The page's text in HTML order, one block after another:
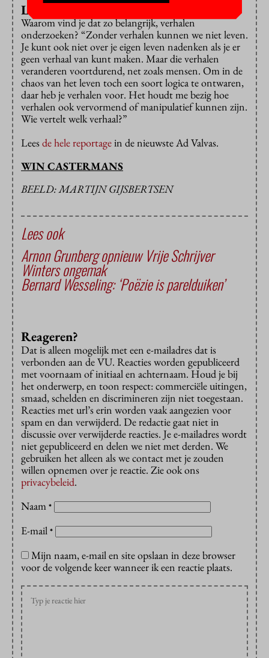
Logica in de chaos
Waarom vind je dat zo belangrijk, verhalen
onderzoeken? “Zonder verhalen kunnen we niet leven.
Je kunt ook niet over je eigen leven nadenken als je er
geen verhaal van kunt maken. Maar die verhalen
veranderen voortdurend, net zoals mensen. Om in de
chaos van het leven toch een soort logica te ontwaren,
daar heb je verhalen voor. Het houdt me bezig hoe
verhalen ook vervormend of manipulatief kunnen zijn.
Wie vertelt welk verhaal?”
Leesde hele reportagein de nieuwste Ad Valvas.
WIN CASTERMANS
BEELD: MARTIJN GIJSBERTSEN
Lees ook
Arnon Grunberg opnieuw Vrije Schrijver
Winters ongemak
Bernard Wesseling: ‘Poëzie is parelduiken’
Reageren?
Dat is alleen mogelijk met een e-mailadres dat is
verbonden aan de VU. Reacties worden gepubliceerd
met voornaam of initiaal en achternaam. Houd je bij
het onderwerp, en toon respect: commerciële uitingen,
smaad, schelden en discrimineren zijn niet toegestaan.
Reacties met url’s erin worden vaak aangezien voor
spam en dan verwijderd. De redactie gaat niet in
discussie over verwijderde reacties. Je e-mailadres wordt
niet gepubliceerd en delen we niet met derden. We
gebruiken het alleen als we contact met je zouden
willen opnemen over je reactie. Zie ook ons
privacybeleid.
Naam *
E-mail *
Mijn naam, e-mail en site opslaan in deze browser
voor de volgende keer wanneer ik een reactie plaats.